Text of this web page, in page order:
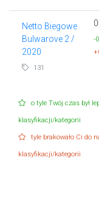
Netto Biegowe
Bulwarove 2 /
2020
131
-
o tyle Twój czas był
klasyfikacji/kategorii
tyle brakowało Ci do
klasyfikacji/kategorii